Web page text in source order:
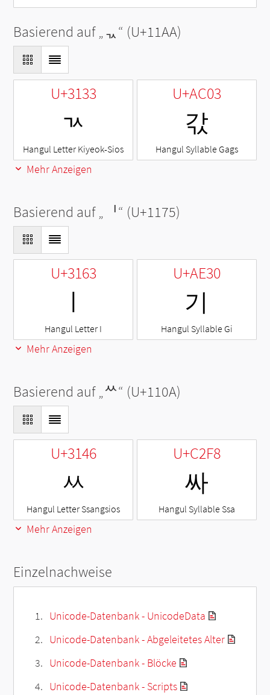
Basierend auf „ᆪ“ (U+11AA)
U+3133
ㄳ
Hangul Letter Kiyeok-Sios
U+AC03
갃
Hangul Syllable Gags
Mehr Anzeigen
Basierend auf „ ᅵ“ (U+1175)
U+3163
ㅣ
Hangul Letter I
U+AE30
기
Hangul Syllable Gi
Mehr Anzeigen
Basierend auf „ᄊ“ (U+110A)
U+3146
ㅆ
Hangul Letter Ssangsios
U+C2F8
싸
Hangul Syllable Ssa
Mehr Anzeigen
Einzelnachweise
Unicode-Datenbank - UnicodeData
Unicode-Datenbank - Abgeleitetes Alter
Unicode-Datenbank - Blöcke
Unicode-Datenbank - Scripts